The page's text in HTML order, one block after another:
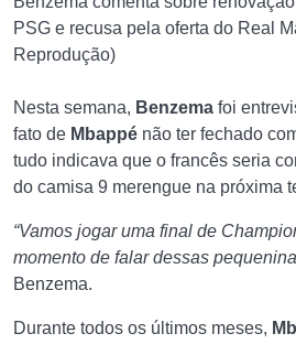
PSG e recusa pela oferta do Real
Reprodução)
Nesta semana, Benzema foi
fato de Mbappé não ter fechado
tudo indicava que o francês seria
do camisa 9 merengue na próxima
“Vamos jogar uma final de
momento de falar dessas
Benzema.
Durante todos os últimos meses,